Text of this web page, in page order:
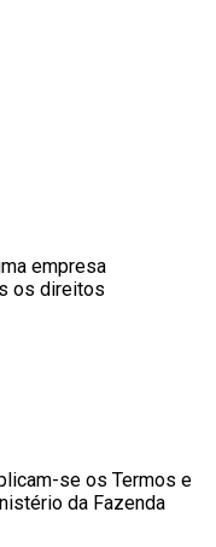
empresa
os direitos
se os Termos e
da Fazenda